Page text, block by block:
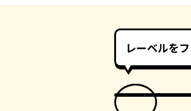
レーベルを